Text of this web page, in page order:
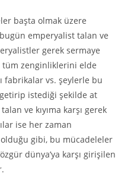
başta olmak üzere
emperyalist talan ve
gerek sermaye
tüm zenginliklerini elde
fabrikalar vs. şeylerle bu
istediği şekilde at
ve kıyıma karşı gerek
ise her zaman
gibi, bu mücadeleler
dünya’ya karşı girişilen